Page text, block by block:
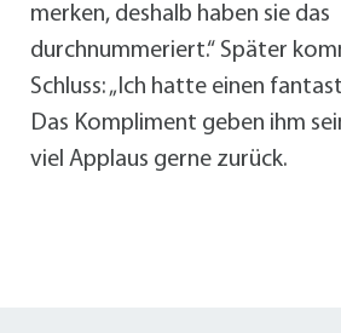
merken, deshalb haben sie das
durchnummeriert.“ Später
Schluss: „Ich hatte einen
Das Kompliment geben ihm
viel Applaus gerne zurück.